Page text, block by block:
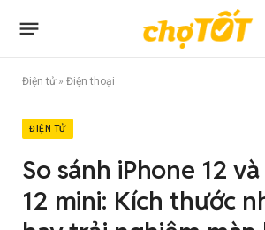
Điện tử» Điện thoại
ĐIỆN TỬ
So sánh iPhone 12
12 mini: Kích thước